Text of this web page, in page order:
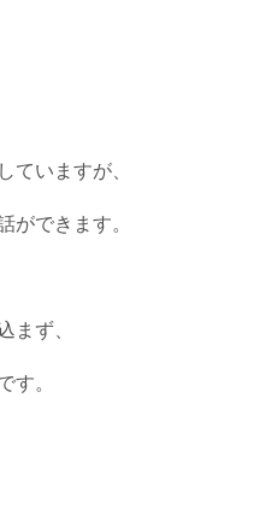
ていますが、
ができます。
まず、
す。